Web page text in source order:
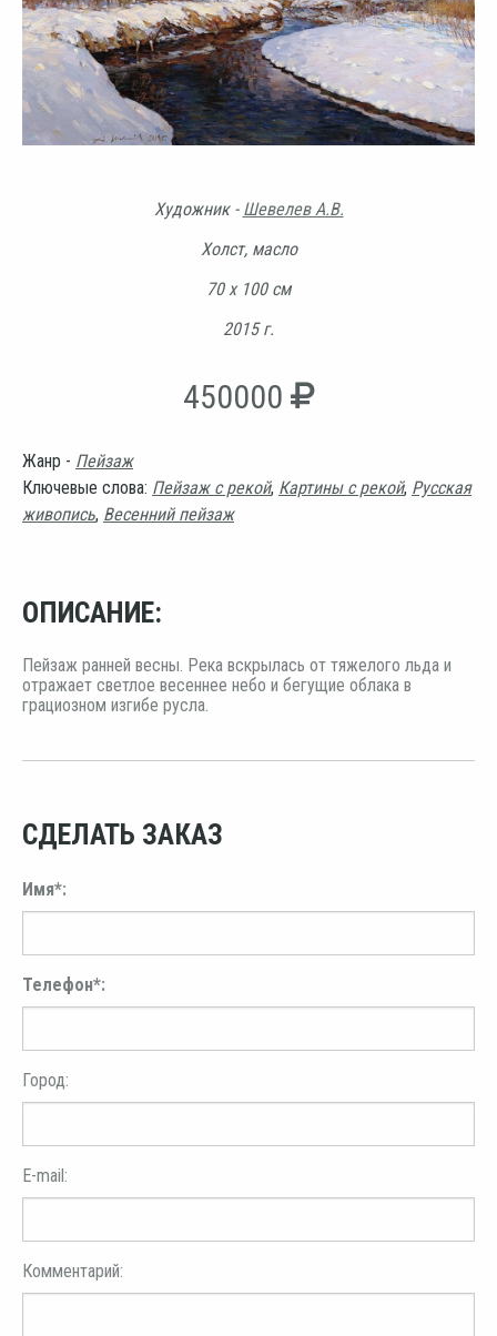
Художник - Шевелев А.В.
Холст, масло
70 х 100 см
2015 г.
450000
Жанр - Пейзаж
Ключевые слова: Пейзаж с рекой, Картины с рекой, Русская
живопись, Весенний пейзаж
ОПИСАНИЕ:
Пейзаж ранней весны. Река вскрылась от тяжелого льда и
отражает светлое весеннее небо и бегущие облака в
грациозном изгибе русла.
СДЕЛАТЬ ЗАКАЗ
Имя*:
Телефон*:
Город:
E-mail:
Комментарий: